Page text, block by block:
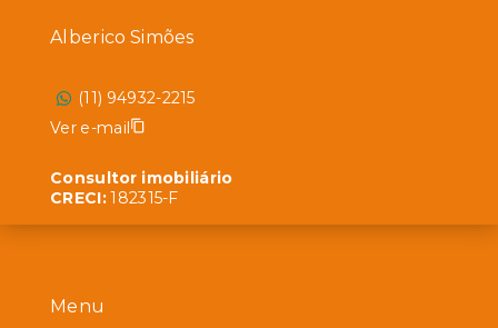
Menu
Alberico Simões
(11) 94932-2215
Ver e-mail
Consultor imobiliário
CRECI:182315-F